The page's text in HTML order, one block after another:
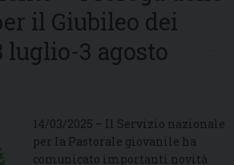
il Giubileo dei
luglio-3 agosto
14/03/2025 – Il Servizio nazionale
per la Pastorale giovanile ha
comunicato importanti novità